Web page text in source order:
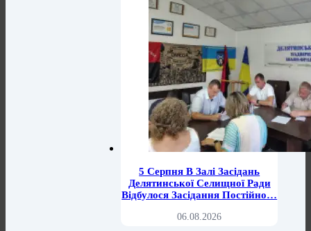
5 Серпня В Залі Засідань
Делятинської Селищної Ради
Відбулося Засідання Постійно…
06.08.2026